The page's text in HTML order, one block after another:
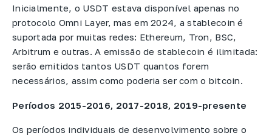
Inicialmente, o USDT estava disponível apenas no
protocolo Omni Layer, mas em 2024, a stablecoin é
suportada por muitas redes: Ethereum, Tron, BSC,
Arbitrum e outras. A emissão de stablecoin é ilimitada:
serão emitidos tantos USDT quantos forem
necessários, assim como poderia ser com o bitcoin.
Períodos 2015-2016, 2017-2018, 2019-presente
Os períodos individuais de desenvolvimento sobre o